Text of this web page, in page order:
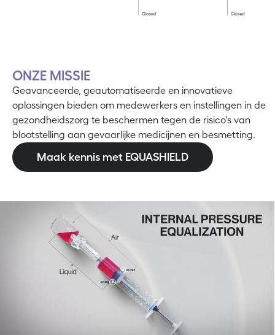
ONZE MISSIE
Geavanceerde, geautomatiseerde en innovatieve
oplossingen bieden om medewerkers en instellingen in de
gezondheidszorg te beschermen tegen de risico's van
blootstelling aan gevaarlijke medicijnen en besmetting.
Maak kennis met EQUASHIELD